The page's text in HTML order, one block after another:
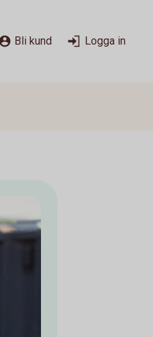
Bli kund Logga in